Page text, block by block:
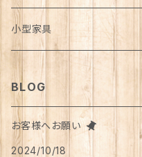
お風呂・ランドリー
タオル
スリッパ
マスク
バッグ
カゴバッグ
スマホショルダーバッグ
ポーチ
ストロー
ポット・急須
湯のみ
グラス
支柱
ノート
カード
はがき
ペン
アウトドア
手芸用品
カーディガン
ベスト
ブルゾン
ニット
タンクトップ
フレンチスリーブ
パンツ
アンダーウェア
レッグウェア
靴下
タイツ
メンズ
ボトムス
ブランケット・寝具
穀物
粉物
缶詰・瓶詰
ジュース
コーヒー
紅茶
お茶
トイレットペーパー
ティッシュペーパー
ライト
ろうそく
猫用
犬用
猫用
レトルト食品
犬用
猫用
おやつ
犬用
猫用
食器
犬用
乳液
医薬部外品
リップクリーム
ボディーソープ
ヘアケア
クシ・ブラシ
シャンプー
せっけん
洗顔
食器類
タオル
洗剤
アパレル
Tシャツ
アクセサリー
ピアス
イヤリング・ノンホールピアス
飲料
珈琲
小型家具
スツール
BLOG
お客様へお願い
2024/10/18